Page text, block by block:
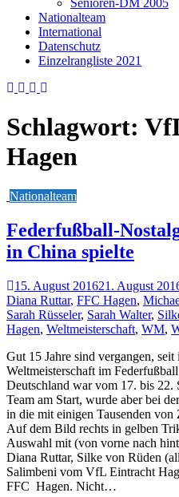
Senioren-DM 2005
Nationalteam
International
Datenschutz
Einzelrangliste 2021
Schlagwort:
Hagen
Nationalteam
Federfußball-
in China spielte
15. August 201621. August
Diana Ruttar, FFC Hagen,
Sarah Rüsseler, Sarah Walter,
Hagen, Weltmeisterschaft, WM,
Gut 15 Jahre sind vergangen,
Weltmeisterschaft im
Deutschland war vom 17. bis 22.
Team am Start, wurde aber bei
in die mit einigen Tausenden
Auf dem Bild rechts in gelben
Auswahl mit (von vorne nach
Diana Ruttar, Silke von Rüden
Salimbeni vom VfL Eintracht
FFC Hagen. Nicht…